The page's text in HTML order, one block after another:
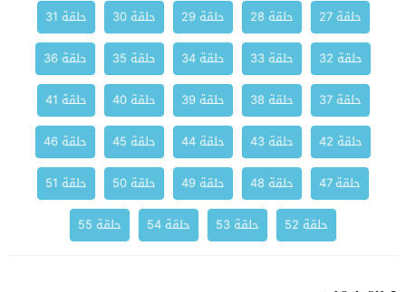
حلقة 27
حلقة 28 حلقة 29 حلقة 30
حلقة 31
حلقة 32
حلقة 33 حلقة 34 حلقة 35
حلقة 36
حلقة 37
حلقة 38 حلقة 39 حلقة 40
حلقة 41
حلقة 42
حلقة 43 حلقة 44 حلقة 45
حلقة 46
حلقة 47
حلقة 48 حلقة 49 حلقة 50
حلقة 51
حلقة 52
حلقة 53 حلقة 54 حلقة 55